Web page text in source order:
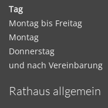
Tag
Montag bis Freitag
Montag
Donnerstag
und nach Vereinbarung
Rathaus allgemein